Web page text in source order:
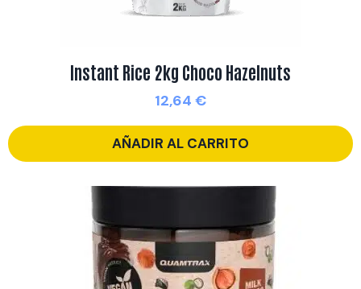
Instant Rice 2kg Choco Hazelnuts
12,64 €
AÑADIR AL CARRITO